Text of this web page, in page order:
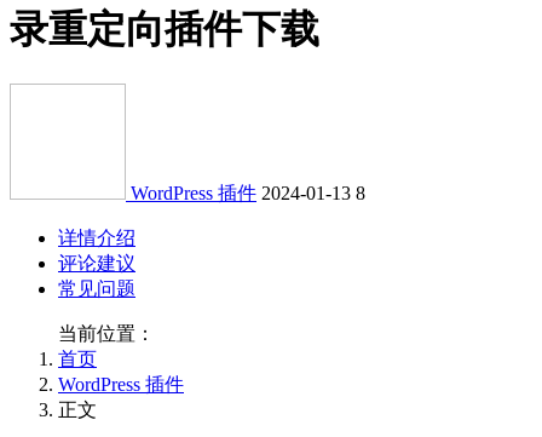
录重定向插件下载
WordPress 插件 2024-01-13 8
详情介绍
评论建议
常见问题
当前位置：
首页
WordPress 插件
正文